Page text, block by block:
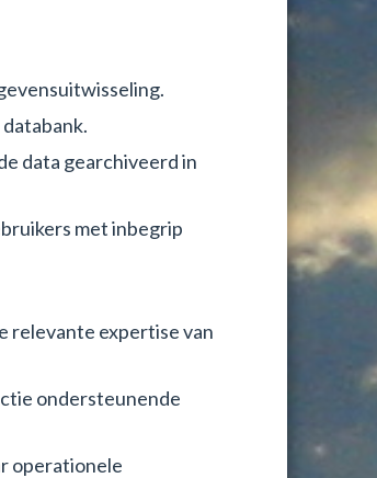
data gearchiveerd in
met inbegrip
relevante expertise van
ondersteunende
operationele